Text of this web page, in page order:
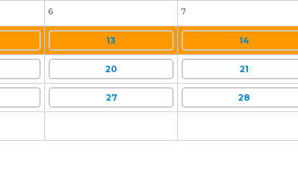
6 7
13 14
20 21
27 28